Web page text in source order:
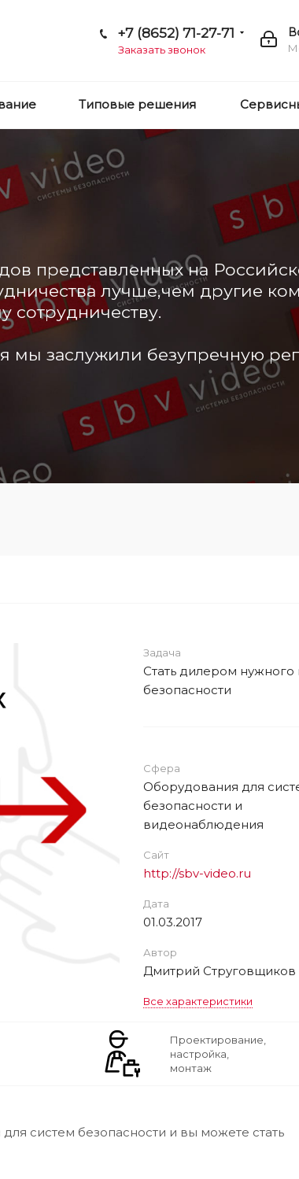
+7 (8652) 71-27-71
Заказать звонок
Типовые решения
представленных на
лучше,чем другие
сотрудничеству.
мы заслужили безупречную
Задача
Стать дилером
безопасности
Сфера
Оборудования для
безопасности и
видеонаблюдения
Сайт
http://sbv-video.ru
Дата
01.03.2017
Автор
Дмитрий Струговщиков
Все характеристики
Проектирование,
настройка,
монтаж
систем безопасности и вы можете стать